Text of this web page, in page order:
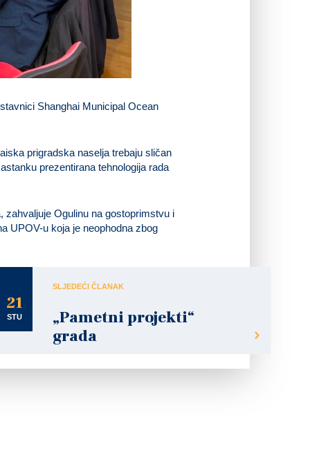
Shanghai Municipal Ocean
prigradska naselja trebaju sličan
prezentirana tehnologija rada
zahvaljuje Ogulinu na gostoprimstvu i
UPOV-u koja je neophodna zbog
21
STU
SLJEDEĆI ČLANAK
„Pametni projekti“
grada